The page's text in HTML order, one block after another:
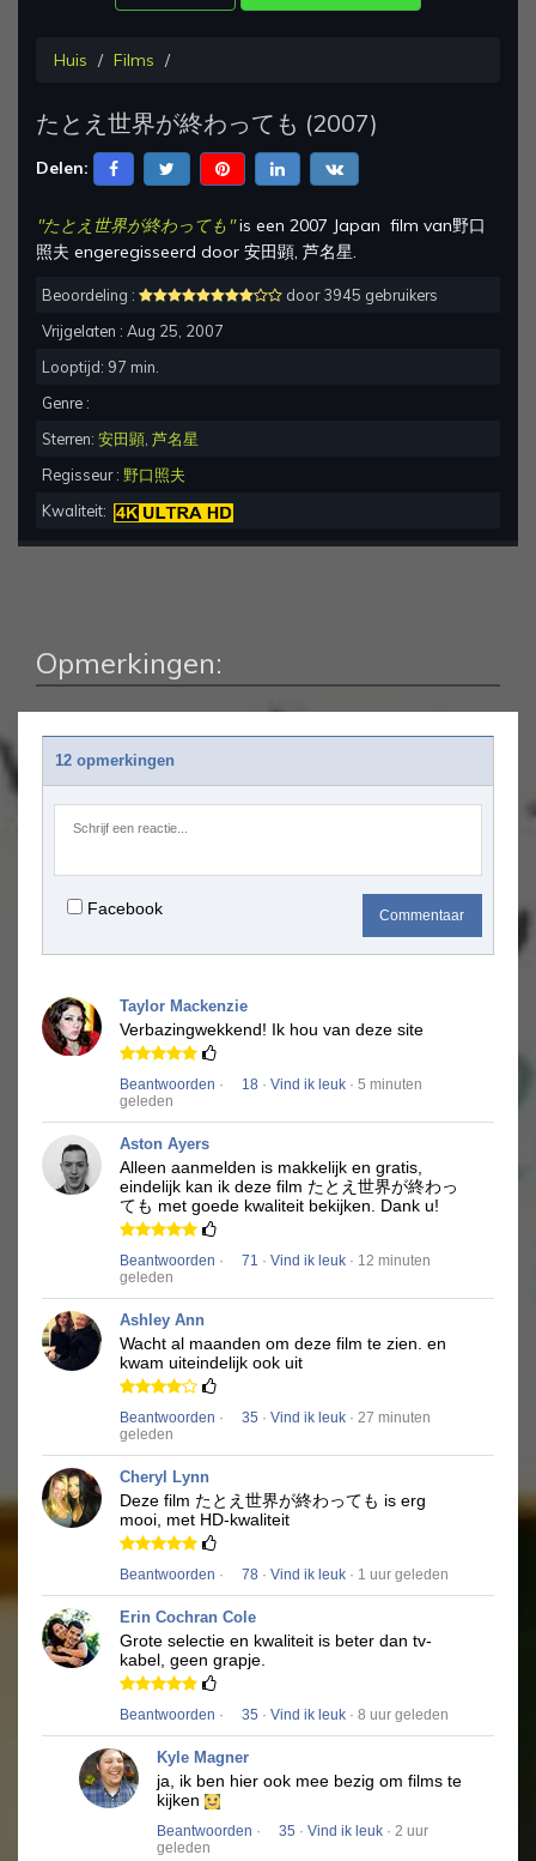
Huis Films
たとえ世界が終わっても (2007)
Delen:
"たとえ世界が終わっても"is een 2007 Japan film van野口
照夫 engeregisseerd door 安田顕, 芦名星.
Beoordeling :
door 3945 gebruikers
Vrijgelaten : Aug 25, 2007
Looptijd: 97 min.
Genre :
Sterren: 安田顕 芦名星
Regisseur : 野口照夫
Kwaliteit:
Opmerkingen:
12 opmerkingen
Facebook Commentaar
Taylor Mackenzie
Verbazingwekkend! Ik hou van deze site
Beantwoorden · 18 · Vind ik leuk · 5 minuten
geleden
Aston Ayers
Alleen aanmelden is makkelijk en gratis,
eindelijk kan ik deze film たとえ世界が終わっ
ても met goede kwaliteit bekijken. Dank u!
Beantwoorden · 71 · Vind ik leuk · 12 minuten
geleden
Ashley Ann
Wacht al maanden om deze film te zien. en
kwam uiteindelijk ook uit
Beantwoorden · 35 · Vind ik leuk · 27 minuten
geleden
Cheryl Lynn
Deze film たとえ世界が終わっても is erg
mooi, met HD-kwaliteit
Beantwoorden · 78 · Vind ik leuk · 1 uur geleden
Erin Cochran Cole
Grote selectie en kwaliteit is beter dan tv-
kabel, geen grapje.
Beantwoorden · 35 · Vind ik leuk · 8 uur geleden
Kyle Magner
ja, ik ben hier ook mee bezig om films te
kijken
Beantwoorden · 35 · Vind ik leuk · 2 uur
geleden